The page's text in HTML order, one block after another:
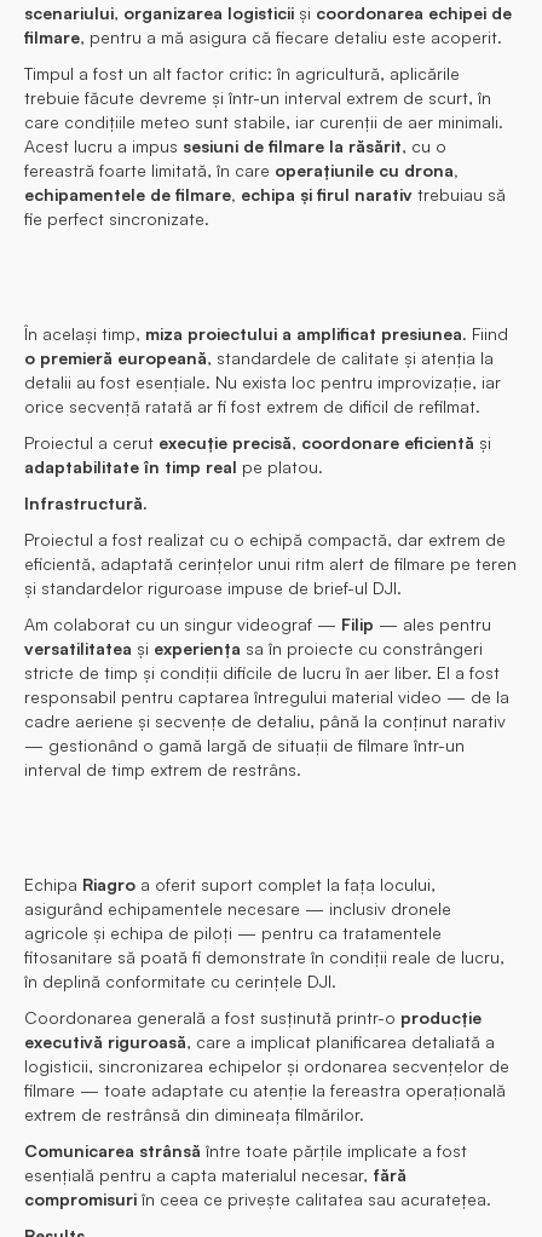
scenariului, organizarea logisticii și coordonarea echipei de
filmare, pentru a mă asigura că fiecare detaliu este acoperit.
Timpul a fost un alt factor critic: în agricultură, aplicările
trebuie făcute devreme și într-un interval extrem de scurt, în
care condițiile meteo sunt stabile, iar curenții de aer minimali.
Acest lucru a impus sesiuni de filmare la răsărit, cu o
fereastră foarte limitată, în care operațiunile cu drona,
echipamentele de filmare, echipa și firul narativ trebuiau să
fie perfect sincronizate.
În același timp, miza proiectului a amplificat presiunea. Fiind
o premieră europeană, standardele de calitate și atenția la
detalii au fost esențiale. Nu exista loc pentru improvizație, iar
orice secvență ratată ar fi fost extrem de dificil de refilmat.
Proiectul a cerut execuție precisă, coordonare eficientă și
adaptabilitate în timp real pe platou.
Infrastructură.
Proiectul a fost realizat cu o echipă compactă, dar extrem de
eficientă, adaptată cerințelor unui ritm alert de filmare pe teren
și standardelor riguroase impuse de brief-ul DJI.
Am colaborat cu un singur videograf — Filip — ales pentru
versatilitatea și experiența sa în proiecte cu constrângeri
stricte de timp și condiții dificile de lucru în aer liber. El a fost
responsabil pentru captarea întregului material video — de la
cadre aeriene și secvențe de detaliu, până la conținut narativ
— gestionând o gamă largă de situații de filmare într-un
interval de timp extrem de restrâns.
Echipa Riagro a oferit suport complet la fața locului,
asigurând echipamentele necesare — inclusiv dronele
agricole și echipa de piloți — pentru ca tratamentele
fitosanitare să poată fi demonstrate în condiții reale de lucru,
în deplină conformitate cu cerințele DJI.
Coordonarea generală a fost susținută printr-o producție
executivă riguroasă, care a implicat planificarea detaliată a
logisticii, sincronizarea echipelor și ordonarea secvențelor de
filmare — toate adaptate cu atenție la fereastra operațională
extrem de restrânsă din dimineața filmărilor.
Comunicarea strânsă între toate părțile implicate a fost
esențială pentru a capta materialul necesar, fără
compromisuri în ceea ce privește calitatea sau acuratețea.